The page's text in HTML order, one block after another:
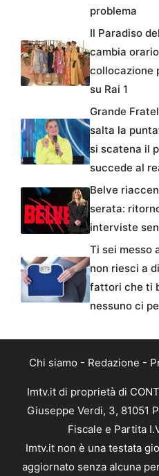
problema
Il Paradiso
cambia
collocazione
su Rai 1
Grande
salta la
si scatena il
succede al
Belve
serata:
interviste
Ti sei messo
non riesci a
fattori che ti
nessuno ci
Chi siamo - Redazione -
Imtv.it di proprietà di
Giuseppe Verdi, 3, 81051
Fiscale e Partita
Imtv.it non è una testata
aggiornato senza alcuna